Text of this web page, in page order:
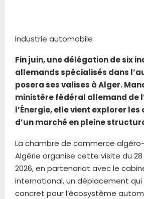
Industrie automobile
Fin juin, une délégation de six
allemands spécialisés dans
posera ses valises à Alger.
ministère fédéral allemand de
l’Énergie, elle vient explorer
d’un marché en pleine
La chambre de commerce
Algérie organise cette visite du 28
2026, en partenariat avec le
international, un déplacement
concret pour l’écosystème